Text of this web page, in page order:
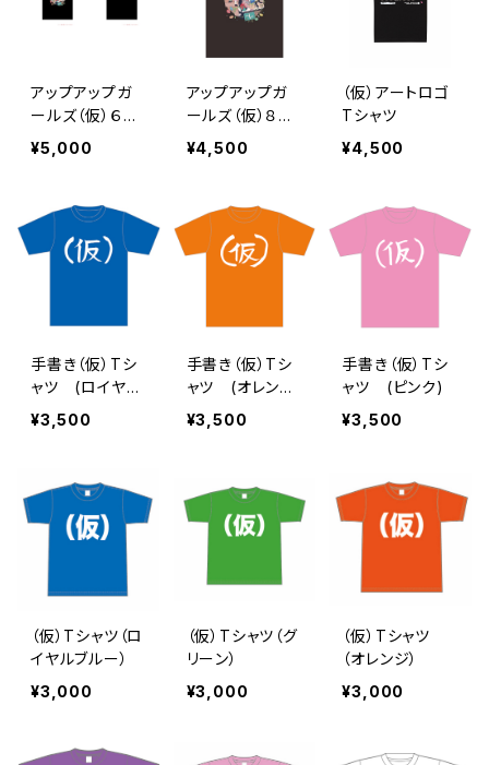
アップアップガ
ールズ（仮）６人
イラストTシャツ
¥5,000
アップアップガ
ールズ（仮）８人
イラストTシャツ
¥4,500
（仮）アートロゴ
Tシャツ
¥4,500
手書き（仮）Tシ
ャツ (ロイヤル
ブルー)
¥3,500
手書き（仮）Tシ
ャツ (オレン
ジ)
¥3,500
手書き（仮）Tシ
ャツ (ピンク)
¥3,500
（仮）Tシャツ（ロ
イヤルブルー）
¥3,000
（仮）Tシャツ（グ
リーン）
¥3,000
（仮）Tシャツ
（オレンジ）
¥3,000